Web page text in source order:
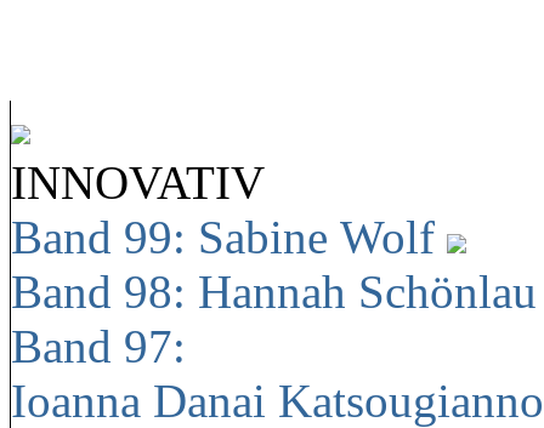
INNOVATIV
Band 99: Sabine Wolf
Band 98: Hannah
Band 97:
Ioanna Danai